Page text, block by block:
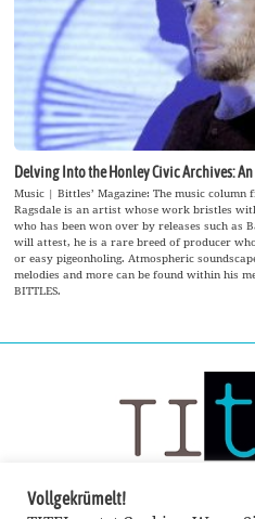
Delving Into the Honley Civic Archives:
Music | Bittles’ Magazine: The music
Ragsdale is an artist whose work bristles
who has been won over by releases such as
will attest, he is a rare breed of producer
or easy pigeonholing. Atmospheric
melodies and more can be found within his
BITTLES.
Vollgekrümelt!